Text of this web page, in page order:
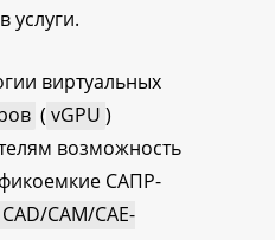
услуги.
виртуальных
( vGPU )
возможность
САПР-
CAD/CAM/CAE-